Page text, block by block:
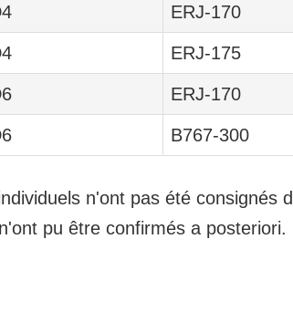
ERJ-170
ERJ-175
ERJ-170
B767-300
n'ont pas été consignés
pu être confirmés a posteriori.